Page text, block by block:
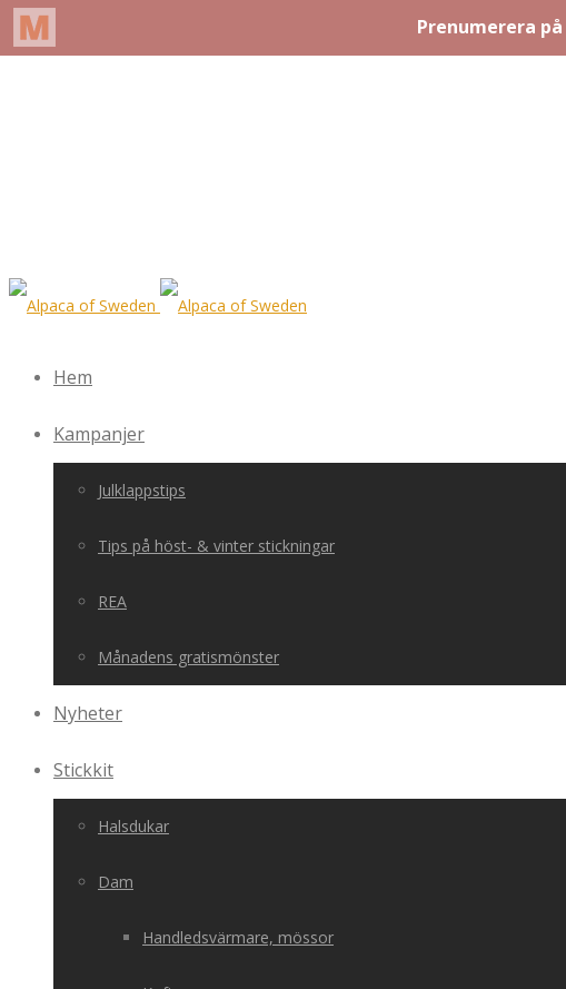
Hem
Kampanjer
Julklappstips
Tips på höst- & vinter stickningar
REA
Månadens gratismönster
Nyheter
Stickkit
Halsdukar
Dam
Handledsvärmare, mössor